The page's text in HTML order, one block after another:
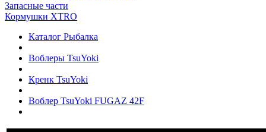
Запасные части
Кормушки XTRO
Каталог Рыбалка
Воблеры TsuYoki
Кренк TsuYoki
Воблер TsuYoki FUGAZ 42F